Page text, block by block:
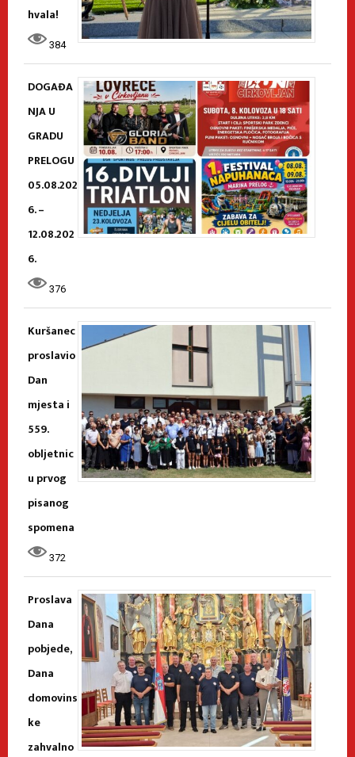
hvala!
384
DOGAĐA
NJA U
GRADU
PRELOGU
05.08.202
6. –
12.08.202
6.
376
Kuršanec
proslavio
Dan
mjesta i
559.
obljetnic
u prvog
pisanog
spomena
372
Proslava
Dana
pobjede,
Dana
domovins
ke
zahvalno